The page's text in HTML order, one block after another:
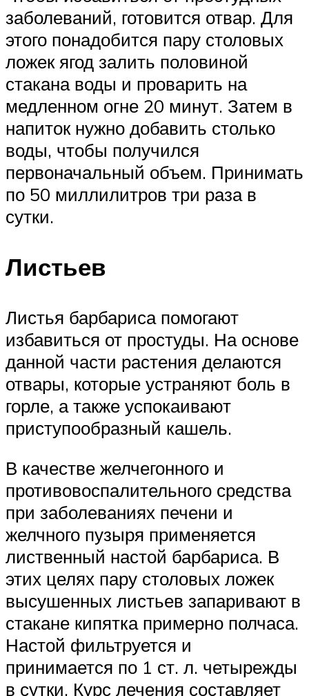
заболеваний, готовится отвар. Для
этого понадобится пару столовых
ложек ягод залить половиной
стакана воды и проварить на
медленном огне 20 минут. Затем в
напиток нужно добавить столько
воды, чтобы получился
первоначальный объем. Принимать
по 50 миллилитров три раза в
сутки.
Листьев
Листья барбариса помогают
избавиться от простуды. На основе
данной части растения делаются
отвары, которые устраняют боль в
горле, а также успокаивают
приступообразный кашель.
В качестве желчегонного и
противовоспалительного средства
при заболеваниях печени и
желчного пузыря применяется
лиственный настой барбариса. В
этих целях пару столовых ложек
высушенных листьев запаривают в
стакане кипятка примерно полчаса.
Настой фильтруется и
принимается по 1 ст. л. четырежды
в сутки. Курс лечения составляет